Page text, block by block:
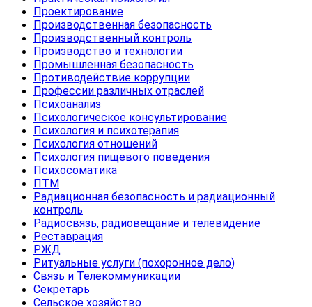
Проектирование
Производственная безопасность
Производственный контроль
Производство и технологии
Промышленная безопасность
Противодействие коррупции
Профессии различных отраслей
Психоанализ
Психологическое консультирование
Психология и психотерапия
Психология отношений
Психология пищевого поведения
Психосоматика
ПТМ
Радиационная безопасность и радиационный
контроль
Радиосвязь, радиовещание и телевидение
Реставрация
РЖД
Ритуальные услуги (похоронное дело)
Связь и Телекоммуникации
Секретарь
Сельское хозяйство